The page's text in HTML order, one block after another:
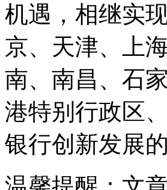
机遇，相继实
京、天津、上
南、南昌、石
港特别行政区
银行创新发展